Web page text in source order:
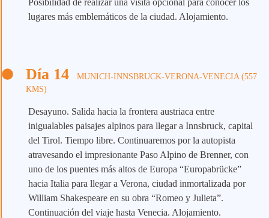
Posibilidad de realizar una visita opcional para conocer los
lugares más emblemáticos de la ciudad. Alojamiento.
Día 14
MUNICH-INNSBRUCK-VERONA-VENECIA (557
KMS)
Desayuno. Salida hacia la frontera austriaca entre
inigualables paisajes alpinos para llegar a Innsbruck, capital
del Tirol. Tiempo libre. Continuaremos por la autopista
atravesando el impresionante Paso Alpino de Brenner, con
uno de los puentes más altos de Europa “Europabrücke”
hacia Italia para llegar a Verona, ciudad inmortalizada por
William Shakespeare en su obra “Romeo y Julieta”.
Continuación del viaje hasta Venecia. Alojamiento.